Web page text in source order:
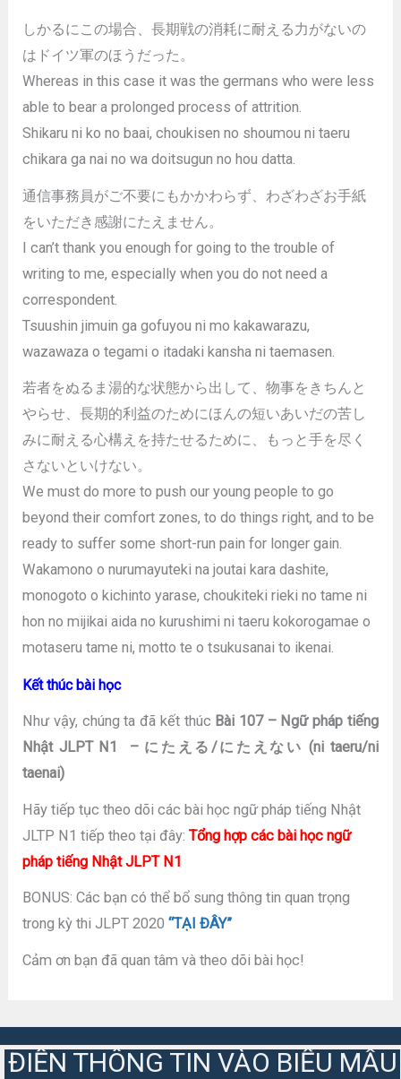
しかるにこの場合、長期戦の消耗に耐える力がないの
はドイツ軍のほうだった。
Whereas in this case it was the germans who were less
able to bear a prolonged process of attrition.
Shikaru ni ko no baai, choukisen no shoumou ni taeru
chikara ga nai no wa doitsugun no hou datta.
通信事務員がご不要にもかかわらず、わざわざお手紙
をいただき感謝にたえません。
I can’t thank you enough for going to the trouble of
writing to me, especially when you do not need a
correspondent.
Tsuushin jimuin ga gofuyou ni mo kakawarazu,
wazawaza o tegami o itadaki kansha ni taemasen.
若者をぬるま湯的な状態から出して、物事をきちんと
やらせ、長期的利益のためにほんの短いあいだの苦し
みに耐える心構えを持たせるために、もっと手を尽く
さないといけない。
We must do more to push our young people to go
beyond their comfort zones, to do things right, and to be
ready to suffer some short-run pain for longer gain.
Wakamono o nurumayuteki na joutai kara dashite,
monogoto o kichinto yarase, choukiteki rieki no tame ni
hon no mijikai aida no kurushimi ni taeru kokorogamae o
motaseru tame ni, motto te o tsukusanai to ikenai.
Kết thúc bài học
Như vậy, chúng ta đã kết thúc Bài 107 – Ngữ pháp tiếng
Nhật JLPT N1 – にたえる/にたえない (ni taeru/ni
taenai)
Hãy tiếp tục theo dõi các bài học ngữ pháp tiếng Nhật
JLTP N1 tiếp theo tại đây:Tổng hợp các bài học ngữ
pháp tiếng Nhật JLPT N1
BONUS: Các bạn có thể bổ sung thông tin quan trọng
trong kỳ thi JLPT 2020“TẠI ĐÂY”
Cảm ơn bạn đã quan tâm và theo dõi bài học!
ĐIỀN THÔNG TIN VÀO BIỂU MẪU